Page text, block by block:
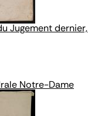
Jugement
Notre-Dame